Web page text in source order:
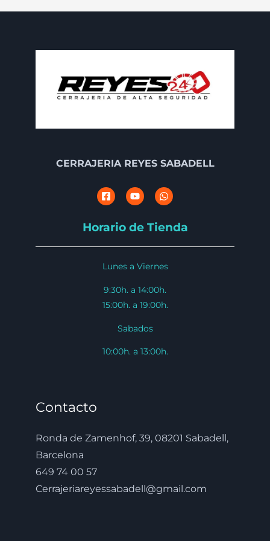
CERRAJERIA REYES SABADELL
Horario de Tienda
Lunes a Viernes
9:30h. a 14:00h.
15:00h. a 19:00h.
Sabados
10:00h. a 13:00h.
Contacto
Ronda de Zamenhof, 39, 08201 Sabadell,
Barcelona
649 74 00 57
Cerrajeriareyessabadell@gmail.com